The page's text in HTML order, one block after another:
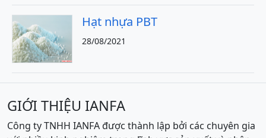
Hạt nhựa PBT
28/08/2021
GIỚI THIỆU IANFA
Công ty TNHH IANFA được thành lập bởi các chuyên gia